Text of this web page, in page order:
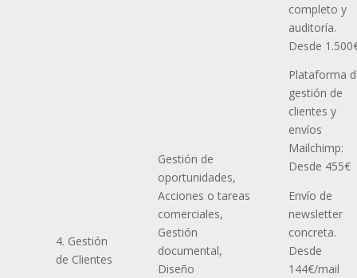
completo y
auditoría.
Desde
4. Gestión
de Clientes
Gestión de
oportunidades,
Acciones o tareas
comerciales,
Gestión
documental,
Diseño
Plataforma
gestión de
clientes y
envíos
Mailchimp:
Desde 455€
Envío de
newsletter
concreta.
Desde
144€/mail